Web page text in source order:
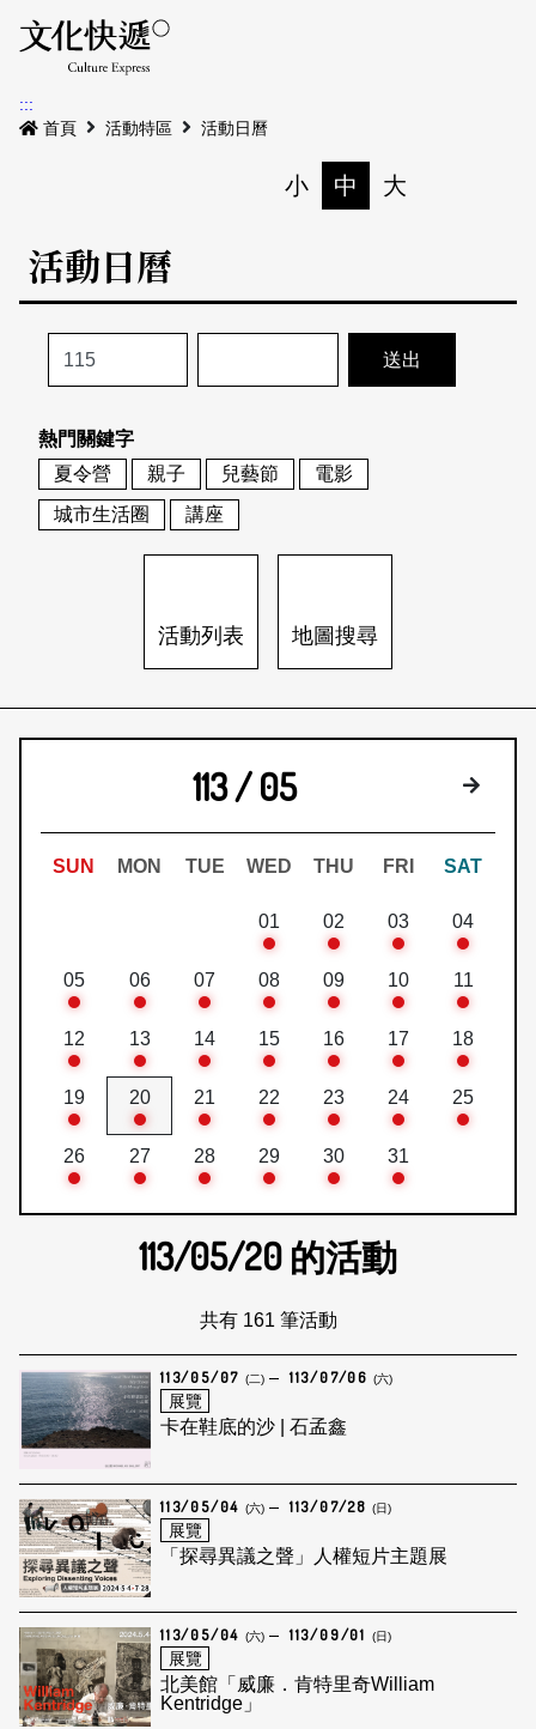
最新公告
本期專題
歷史專題
活動特區
活動列表
地圖搜尋
關於我們
關於我們
刊物索取地點
會員基本資料
刊登活動
網站導覽 English
日本語 登入/註冊
:::
首頁
活動特區 活動日曆
小 中 大
活動日曆
熱門關鍵字
夏令營
親子 兒藝節
電影
城市生活圈
講座
活動列表 地圖搜尋
113 / 05 下個月
SUN MON TUE WED THU FRI SAT
01 02 03 04
05 06 07 08 09 10 11
12 13 14 15 16 17 18
19 20 21 22 23 24 25
26 27 28 29 30 31
113/05/20 的活動
共有 161 筆活動
113/05/07 (二) 113/07/06 (六)
展覽
卡在鞋底的沙 | 石孟鑫
113/05/04 (六) 113/07/28 (日)
展覽
「探尋異議之聲」人權短片主題展
113/05/04 (六) 113/09/01 (日)
展覽
北美館「威廉．肯特里奇William
Kentridge」